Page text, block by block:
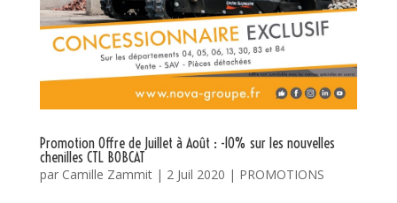
Promotion Offre de Juillet à Août : -10% sur les nouvelles
chenilles CTL BOBCAT
par Camille Zammit| 2 Juil 2020 | PROMOTIONS